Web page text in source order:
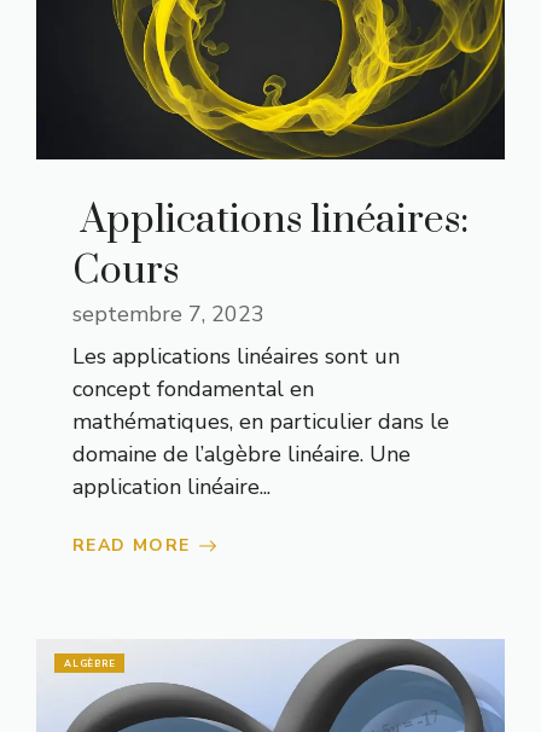
Applications linéaires:
Cours
septembre 7, 2023
Les applications linéaires sont un
concept fondamental en
mathématiques, en particulier dans le
domaine de l’algèbre linéaire. Une
application linéaire...
READ MORE
ALGÈBRE